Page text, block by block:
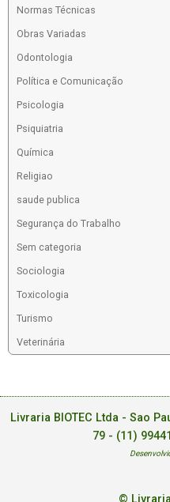
Normas Técnicas
Obras Variadas
Odontologia
Política e Comunicação
Psicologia
Psiquiatria
Química
Religiao
saude publica
Segurança do Trabalho
Sem categoria
Sociologia
Toxicologia
Turismo
Veterinária
Livraria BIOTEC Ltda - Sao
79 - (11)
©